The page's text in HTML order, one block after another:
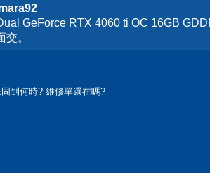
GeForce RTX 4060 ti OC 16GB
交。
到何時? 維修單還在嗎?